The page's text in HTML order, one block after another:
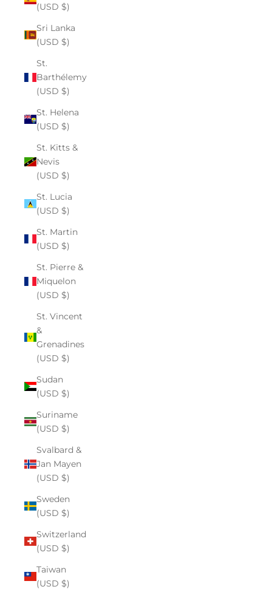
(USD $)
Sri Lanka
(USD $)
St.
Barthélemy
(USD $)
St. Helena
(USD $)
St. Kitts &
Nevis
(USD $)
St. Lucia
(USD $)
St. Martin
(USD $)
St. Pierre &
Miquelon
(USD $)
St. Vincent
&
Grenadines
(USD $)
Sudan
(USD $)
Suriname
(USD $)
Svalbard &
Jan Mayen
(USD $)
Sweden
(USD $)
Switzerland
(USD $)
Taiwan
(USD $)